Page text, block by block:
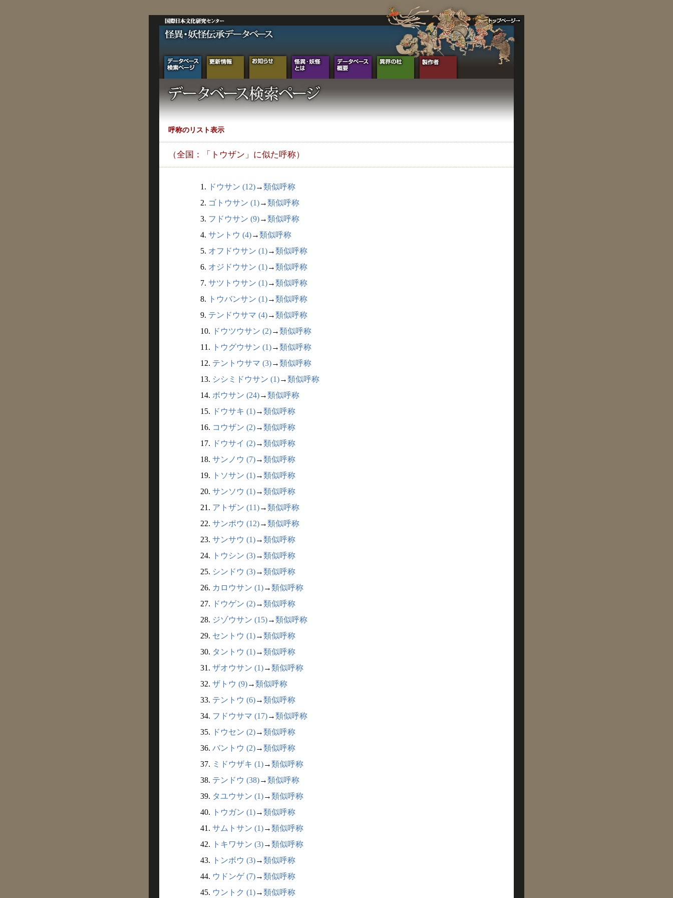
呼称のリスト表示
（全国：「トウザン」に似た呼称）
1. ドウサン (12)→類似呼称
2. ゴトウサン (1)→類似呼称
3. フドウサン (9)→類似呼称
4. サントウ (4)→類似呼称
5. オフドウサン (1)→類似呼称
6. オジドウサン (1)→類似呼称
7. サツトウサン (1)→類似呼称
8.
トウバンサン (1)→類似呼称
9. テンドウサマ (4)→類似呼称
10. ドウツウサン (2)→類似呼称
11.
トウグウサン (1)→類似呼称
12. テントウサマ (3)→類似呼称
13. シシミドウサン (1)→類似呼称
14. ボウサン (24)→類似呼称
15. ドウサキ (1)→類似呼称
16. コウザン (2)→類似呼称
17. ドウサイ (2)→類似呼称
18. サンノウ (7)→類似呼称
19.
トソサン (1)→類似呼称
20. サンソウ (1)→類似呼称
21. アトザン (11)→類似呼称
22. サンポウ (12)→類似呼称
23. サンサウ (1)→類似呼称
24.
トウシン (3)→類似呼称
25. シンドウ (3)→類似呼称
26. カロウサン (1)→類似呼称
27. ドウゲン (2)→類似呼称
28. ジゾウサン (15)→類似呼称
29. セントウ (1)→類似呼称
30. タントウ (1)→類似呼称
31. ザオウサン (1)→類似呼称
32. ザトウ (9)→類似呼称
33. テントウ (6)→類似呼称
34. フドウサマ (17)→類似呼称
35. ドウセン (2)→類似呼称
36. バントウ (2)→類似呼称
37. ミドウザキ (1)→類似呼称
38. テンドウ (38)→類似呼称
39. タユウサン (1)→類似呼称
40.
トウガン (1)→類似呼称
41. サムトサン (1)→類似呼称
42.
トキワサン (3)→類似呼称
43.
トンボウ (3)→類似呼称
44. ウドンゲ (7)→類似呼称
45. ウントク (1)→類似呼称